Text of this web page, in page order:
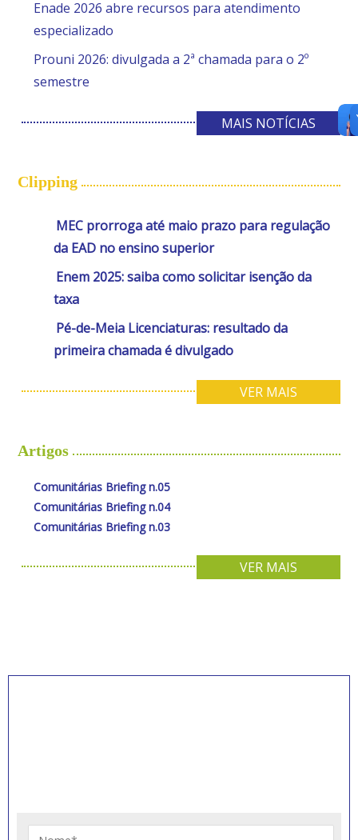
Enade 2026 abre recursos para atendimento
especializado
Prouni 2026: divulgada a 2ª chamada para o 2º
semestre
MAIS NOTÍCIAS
Clipping
MEC prorroga até maio prazo para regulação
da EAD no ensino superior
Enem 2025: saiba como solicitar isenção da
taxa
Pé-de-Meia Licenciaturas: resultado da
primeira chamada é divulgado
VER MAIS
Artigos
Comunitárias Briefing n.05
Comunitárias Briefing n.04
Comunitárias Briefing n.03
VER MAIS